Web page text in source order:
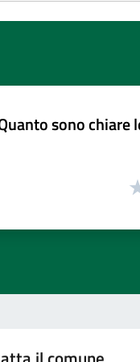
sono chiare